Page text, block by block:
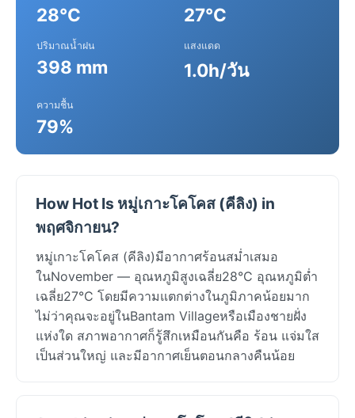
28°C 27°C
ปริมาณน้ำฝน
398 mm
แสงแดด
1.0h/วัน
ความชื้น
79%
How Hot Is หมู่เกาะโคโคส (คีลิง) in
พฤศจิกายน?
หมู่เกาะโคโคส (คีลิง)มีอากาศร้อนสม่ำเสมอ
ในNovember — อุณหภูมิสูงเฉลี่ย28°C อุณหภูมิต่ำ
เฉลี่ย27°C โดยมีความแตกต่างในภูมิภาคน้อยมาก
ไม่ว่าคุณจะอยู่ในBantam Villageหรือเมืองชายฝั่ง
แห่งใด สภาพอากาศก็รู้สึกเหมือนกันคือ ร้อน แจ่มใส
เป็นส่วนใหญ่ และมีอากาศเย็นตอนกลางคืนน้อย